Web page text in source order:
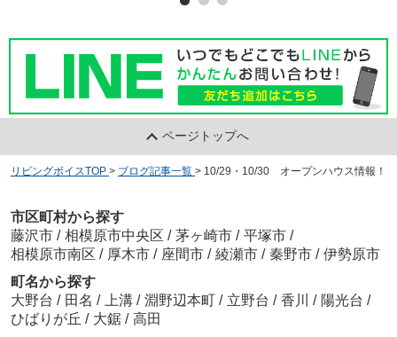
ページトップへ
リビングボイスTOP > ブログ記事一覧 > 10/29・10/30 オープンハウス情報！
市区町村から探す
藤沢市 / 相模原市中央区 / 茅ヶ崎市 / 平塚市 /
相模原市南区 / 厚木市 / 座間市 / 綾瀬市 / 秦野市 / 伊勢原市
町名から探す
大野台 / 田名 / 上溝 / 淵野辺本町 / 立野台 / 香川 / 陽光台 /
ひばりが丘 / 大鋸 / 高田